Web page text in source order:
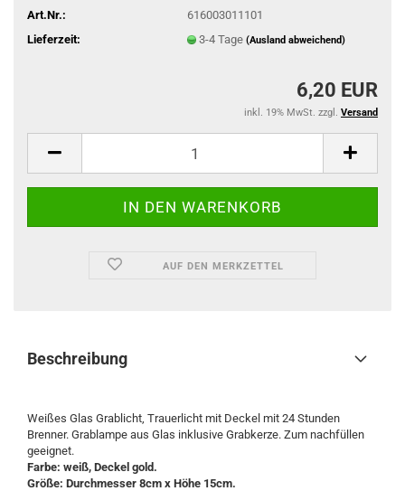
Art.Nr.:
616003011101
Lieferzeit:
3-4 Tage (Ausland abweichend)
6,20 EUR
inkl. 19% MwSt. zzgl. Versand
AUF DEN MERKZETTEL
Beschreibung
Weißes Glas Grablicht, Trauerlicht mit Deckel mit 24 Stunden
Brenner. Grablampe aus Glas inklusive Grabkerze. Zum nachfüllen
geeignet.
Farbe: weiß, Deckel gold.
Größe: Durchmesser 8cm x Höhe 15cm.